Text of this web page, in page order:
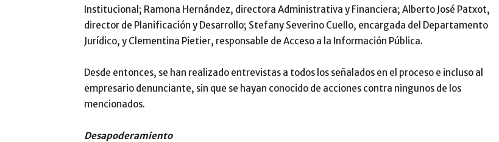
Institucional; Ramona Hernández, directora Administrativa y Financiera; Alberto José Patxot,
director de Planificación y Desarrollo; Stefany Severino Cuello, encargada del Departamento
Jurídico, y Clementina Pietier, responsable de Acceso a la Información Pública.
Desde entonces, se han realizado entrevistas a todos los señalados en el proceso e incluso al
empresario denunciante, sin que se hayan conocido de acciones contra ningunos de los
mencionados.
Desapoderamiento